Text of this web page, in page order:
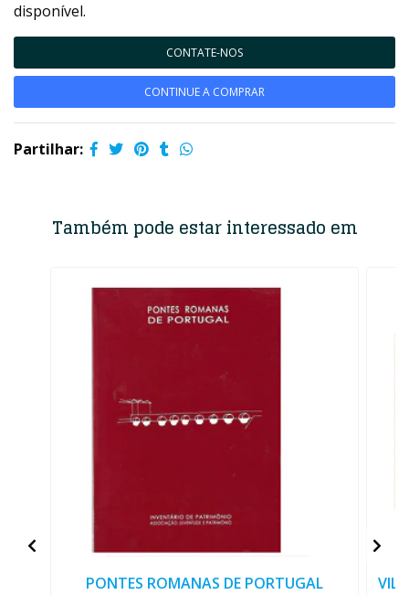
disponível.
CONTATE-NOS
CONTINUE A COMPRAR
Partilhar:
Também pode estar interessado em
PONTES ROMANAS DE PORTUGAL